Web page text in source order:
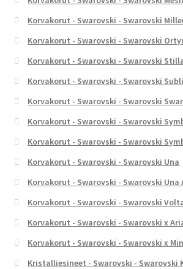
Korvakorut - Swarovski - Swarovski
Korvakorut - Swarovski - Swarovski
Korvakorut - Swarovski - Swarovski
Korvakorut - Swarovski - Swarovski
Korvakorut - Swarovski - Swarovski
Korvakorut - Swarovski - Swarovski
Korvakorut - Swarovski - Swarovski
Korvakorut - Swarovski - Swarovski Una
Korvakorut - Swarovski - Swarovski Una
Korvakorut - Swarovski - Swarovski
Korvakorut - Swarovski - Swarovski x
Korvakorut - Swarovski - Swarovski x
Kristalliesineet - Swarovski - Swarovski